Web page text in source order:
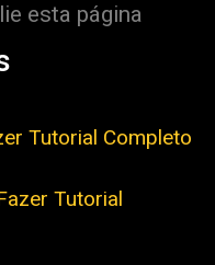
esta página
Tutorial Completo
Tutorial